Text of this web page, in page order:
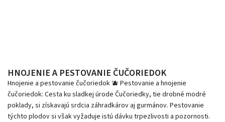
HNOJENIE A PESTOVANIE ČUČORIEDOK
Hnojenie a pestovanie čučoriedok 🫐 Pestovanie a hnojenie
čučoriedok: Cesta ku sladkej úrode Čučoriedky, tie drobné modré
poklady, si získavajú srdcia záhradkárov aj gurmánov. Pestovanie
týchto plodov si však vyžaduje istú dávku trpezlivosti a pozornosti.